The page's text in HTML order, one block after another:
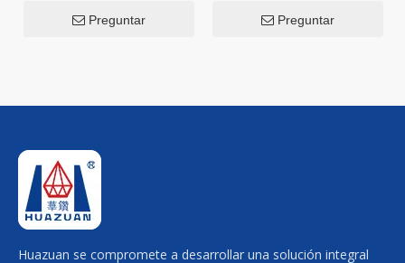
Preguntar Preguntar
Huazuan se compromete a desarrollar una solución integral